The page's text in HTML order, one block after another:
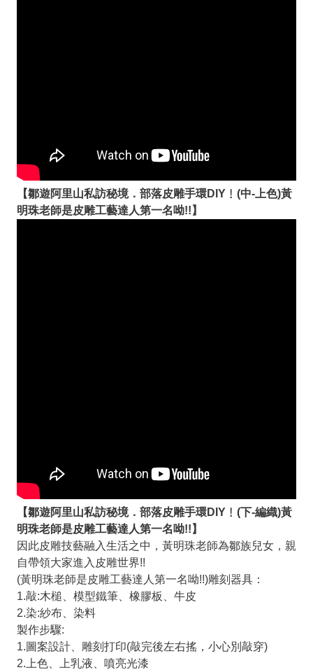
【鄒遊阿里山私訪秘境．部落皮雕手環DIY﹗(中-上色)黃
明珠老師是皮雕工藝達人第一名呦!!】
【鄒遊阿里山私訪秘境．部落皮雕手環DIY﹗(下-編織)黃
明珠老師是皮雕工藝達人第一名呦!!】
因此皮雕技藝融入生活之中，黃明珠老師為鄒族兒女，親
自帶領大家進入皮雕世界!!
(黃明珠老師是皮雕工藝達人第一名呦!!)雕刻器具：
1.敲:木槌、模型鐵筆、橡膠板、牛皮
2.染:紗布、染料
製作步驟:
1.圖案設計、雕刻打印(敲完後左右搖，小心別敲穿)
2.上色、上乳液、噴亮光漆